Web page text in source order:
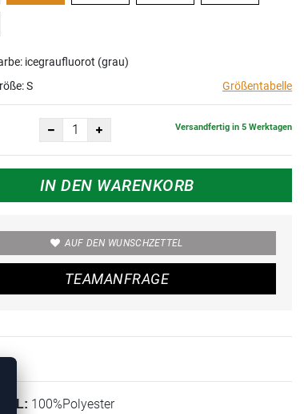
icegraufluorot (grau)
S Größentabelle
Versandfertig in 5 Werktagen
IN DEN WARENKORB
AUF DEN WUNSCHZETTEL
TEAMANFRAGE
100%Polyester